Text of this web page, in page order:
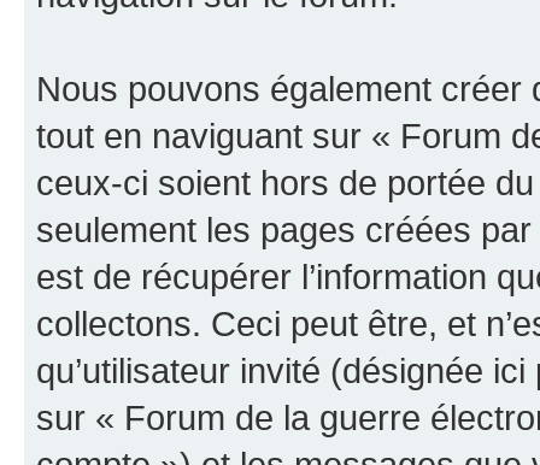
Nous pouvons également
tout en naviguant sur « Forum
ceux-ci soient hors de portée
seulement les pages créées
est de récupérer l’information
collectons. Ceci peut être, et
qu’utilisateur invité (désignée
sur « Forum de la guerre